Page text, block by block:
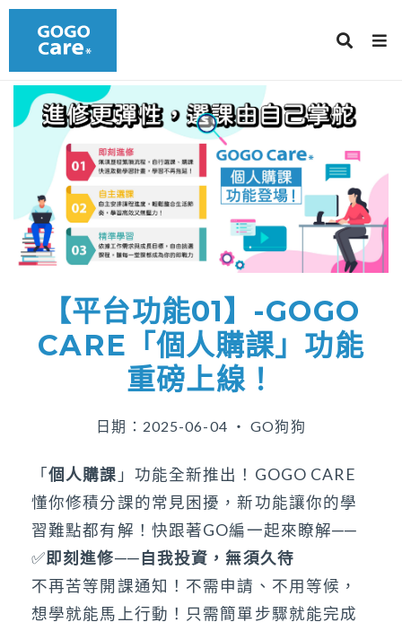
【平台功能01】-GOGO
CARE「個人購課」功能
重磅上線！
日期：2025-06-04 ‧ GO狗狗
「個人購課 」功能全新推出！GOGO CARE
懂你修積分課的常見困擾，新功能讓你的學
習難點都有解！快跟著GO編一起來瞭解──
✅即刻進修──自我投資，無須久待
不再苦等開課通知！不需申請、不用等候，
想學就能馬上行動！只需簡單步驟就能完成